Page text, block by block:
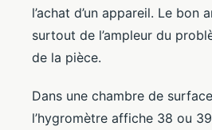
l’achat d’un appareil. Le bon
surtout de l’ampleur du
de la pièce.
Dans une chambre de
l’hygromètre affiche 38 ou